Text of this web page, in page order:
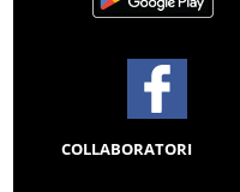
COLLABORATORI